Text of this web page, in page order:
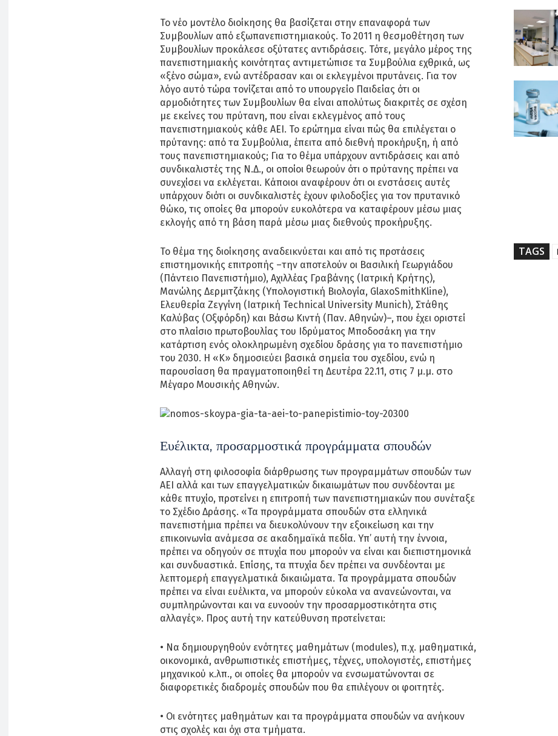
Το νέο μοντέλο διοίκησης θα βασίζεται στην επαναφορά των
Συμβουλίων από εξωπανεπιστημιακούς. Το 2011 η θεσμοθέτηση των
Συμβουλίων προκάλεσε οξύτατες αντιδράσεις. Τότε, μεγάλο μέρος της
πανεπιστημιακής κοινότητας αντιμετώπισε τα Συμβούλια εχθρικά, ως
«ξένο σώμα», ενώ αντέδρασαν και οι εκλεγμένοι πρυτάνεις. Για τον
λόγο αυτό τώρα τονίζεται από το υπουργείο Παιδείας ότι οι
αρμοδιότητες των Συμβουλίων θα είναι απολύτως διακριτές σε σχέση
με εκείνες του πρύτανη, που είναι εκλεγμένος από τους
πανεπιστημιακούς κάθε ΑΕΙ. Το ερώτημα είναι πώς θα επιλέγεται ο
πρύτανης: από τα Συμβούλια, έπειτα από διεθνή προκήρυξη, ή από
τους πανεπιστημιακούς; Για το θέμα υπάρχουν αντιδράσεις και από
συνδικαλιστές της Ν.Δ., οι οποίοι θεωρούν ότι ο πρύτανης πρέπει να
συνεχίσει να εκλέγεται. Κάποιοι αναφέρουν ότι οι ενστάσεις αυτές
υπάρχουν διότι οι συνδικαλιστές έχουν φιλοδοξίες για τον πρυτανικό
θώκο, τις οποίες θα μπορούν ευκολότερα να καταφέρουν μέσω μιας
εκλογής από τη βάση παρά μέσω μιας διεθνούς προκήρυξης.
Το θέμα της διοίκησης αναδεικνύεται και από τις προτάσεις
επιστημονικής επιτροπής –την αποτελούν οι Βασιλική Γεωργιάδου
(Πάντειο Πανεπιστήμιο), Αχιλλέας Γραβάνης (Ιατρική Κρήτης),
Μανώλης Δερμιτζάκης (Υπολογιστική Βιολογία, GlaxoSmithKline),
Ελευθερία Ζεγγίνη (Ιατρική Technical University Munich), Στάθης
Καλύβας (Οξφόρδη) και Βάσω Κιντή (Παν. Αθηνών)–, που έχει οριστεί
στο πλαίσιο πρωτοβουλίας του Ιδρύματος Μποδοσάκη για την
κατάρτιση ενός ολοκληρωμένη σχεδίου δράσης για το πανεπιστήμιο
του 2030. Η «Κ» δημοσιεύει βασικά σημεία του σχεδίου, ενώ η
παρουσίαση θα πραγματοποιηθεί τη Δευτέρα 22.11, στις 7 μ.μ. στο
Μέγαρο Μουσικής Αθηνών.
Ευέλικτα, προσαρμοστικά προγράμματα σπουδών
Αλλαγή στη φιλοσοφία διάρθρωσης των προγραμμάτων σπουδών των
ΑΕΙ αλλά και των επαγγελματικών δικαιωμάτων που συνδέονται με
κάθε πτυχίο, προτείνει η επιτροπή των πανεπιστημιακών που συνέταξε
το Σχέδιο Δράσης. «Τα προγράμματα σπουδών στα ελληνικά
πανεπιστήμια πρέπει να διευκολύνουν την εξοικείωση και την
επικοινωνία ανάμεσα σε ακαδημαϊκά πεδία. Υπ’ αυτή την έννοια,
πρέπει να οδηγούν σε πτυχία που μπορούν να είναι και διεπιστημονικά
και συνδυαστικά. Επίσης, τα πτυχία δεν πρέπει να συνδέονται με
λεπτομερή επαγγελματικά δικαιώματα. Τα προγράμματα σπουδών
πρέπει να είναι ευέλικτα, να μπορούν εύκολα να ανανεώνονται, να
συμπληρώνονται και να ευνοούν την προσαρμοστικότητα στις
αλλαγές». Προς αυτή την κατεύθυνση προτείνεται:
• Να δημιουργηθούν ενότητες μαθημάτων (modules), π.χ. μαθηματικά,
οικονομικά, ανθρωπιστικές επιστήμες, τέχνες, υπολογιστές, επιστήμες
μηχανικού κ.λπ., οι οποίες θα μπορούν να ενσωματώνονται σε
διαφορετικές διαδρομές σπουδών που θα επιλέγουν οι φοιτητές.
• Οι ενότητες μαθημάτων και τα προγράμματα σπουδών να ανήκουν
στις σχολές και όχι στα τμήματα.
TAGS